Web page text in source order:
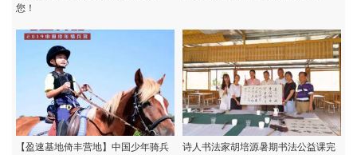
您！
【盈速基地倚丰营地】中国少年骑兵
诗人书法家胡培源暑期书法公益课完